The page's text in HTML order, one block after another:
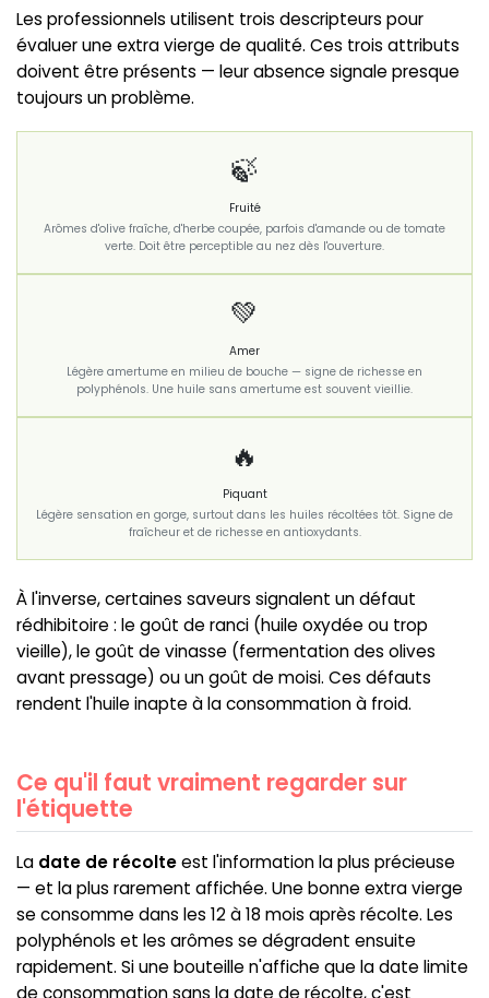
Les professionnels utilisent trois descripteurs pour
évaluer une extra vierge de qualité. Ces trois attributs
doivent être présents — leur absence signale presque
toujours un problème.
🍃
Fruité
Arômes d'olive fraîche, d'herbe coupée, parfois d'amande ou de tomate
verte. Doit être perceptible au nez dès l'ouverture.
💚
Amer
Légère amertume en milieu de bouche — signe de richesse en
polyphénols. Une huile sans amertume est souvent vieillie.
🔥
Piquant
Légère sensation en gorge, surtout dans les huiles récoltées tôt. Signe de
fraîcheur et de richesse en antioxydants.
À l'inverse, certaines saveurs signalent un défaut
rédhibitoire : le goût de ranci (huile oxydée ou trop
vieille), le goût de vinasse (fermentation des olives
avant pressage) ou un goût de moisi. Ces défauts
rendent l'huile inapte à la consommation à froid.
Ce qu'il faut vraiment regarder sur
l'étiquette
La date de récolteest l'information la plus précieuse
— et la plus rarement affichée. Une bonne extra vierge
se consomme dans les 12 à 18 mois après récolte. Les
polyphénols et les arômes se dégradent ensuite
rapidement. Si une bouteille n'affiche que la date limite
de consommation sans la date de récolte, c'est